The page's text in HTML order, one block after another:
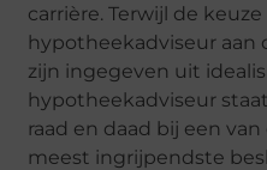
carrière. Terwijl de keuze
hypotheekadviseur aan
zijn ingegeven uit
hypotheekadviseur
raad en daad bij een
meest ingrijpendste